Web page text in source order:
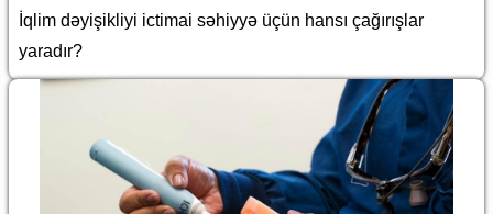
İqlim dəyişikliyi ictimai səhiyyə üçün hansı çağırışlar
yaradır?